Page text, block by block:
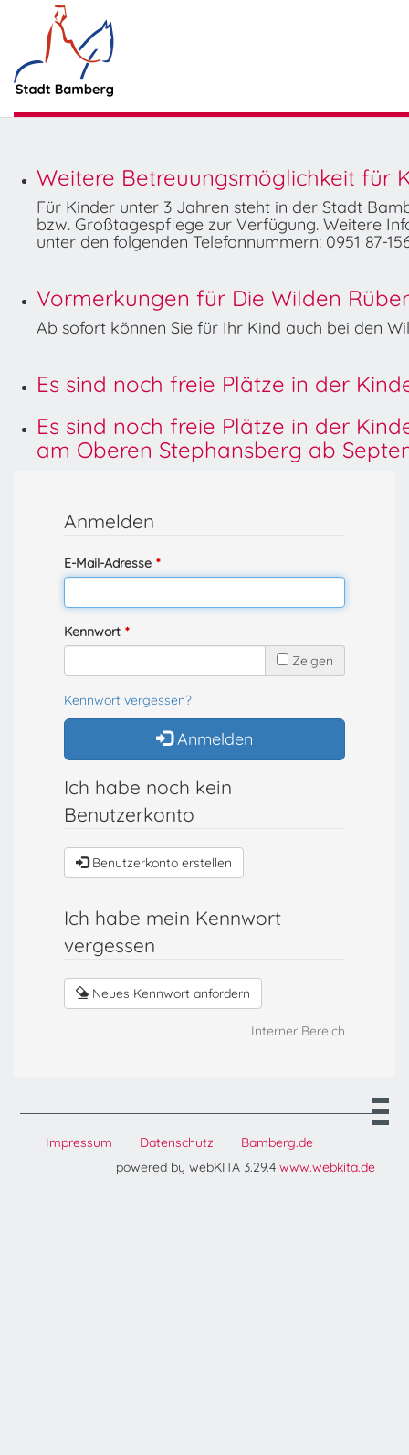
Weitere Betreuungsmöglichkeit für
Für Kinder unter 3 Jahren steht in der Stadt
bzw. Großtagespflege zur Verfügung. Weitere
unter den folgenden Telefonnummern: 0951 87-
Vormerkungen für Die Wilden
Ab sofort können Sie für Ihr Kind auch bei den
Es sind noch freie Plätze in der
Es sind noch freie Plätze in der
am Oberen Stephansberg ab
Anmelden
E-Mail-Adresse
Kennwort
Zeigen
Kennwort vergessen?
Anmelden
Ich habe noch kein
Benutzerkonto
Benutzerkonto erstellen
Ich habe mein Kennwort
vergessen
Neues Kennwort anfordern
Interner Bereich
Impressum Datenschutz
Bamberg.de
powered by webKITA 3.29.4 www.webkita.de